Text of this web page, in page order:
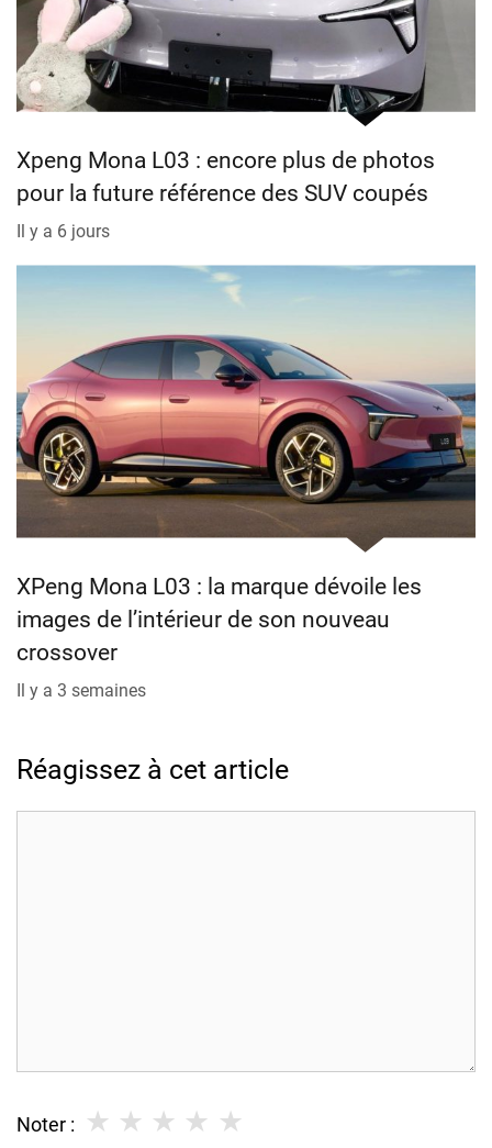
Xpeng Mona L03 : encore plus de photos
pour la future référence des SUV coupés
Il y a 6 jours
XPeng Mona L03 : la marque dévoile les
images de l’intérieur de son nouveau
crossover
Il y a 3 semaines
Réagissez à cet article
Noter : ★
★
★
★
★